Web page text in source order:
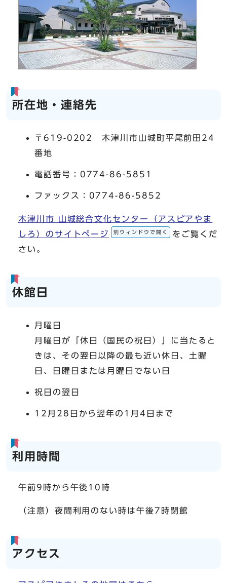
所在地・連絡先
〒619-0202 木津川市山城町平尾前田24
番地
電話番号：0774-86-5851
ファックス：0774-86-5852
木津川市 山城総合文化センター（アスピアやま
しろ）のサイトページ
別ウィンドウで開く
をご覧くだ
さい。
休館日
月曜日
月曜日が「休日（国民の祝日）」に当たると
きは、その翌日以降の最も近い休日、土曜
日、日曜日または月曜日でない日
祝日の翌日
12月28日から翌年の1月4日まで
利用時間
午前9時から午後10時
（注意）夜間利用のない時は午後7時閉館
アクセス